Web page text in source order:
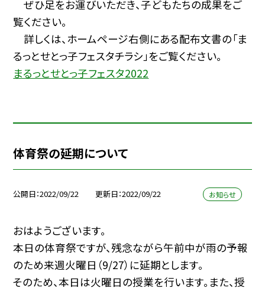
ぜひ足をお運びいただき、子どもたちの成果をご
覧ください。
詳しくは、ホームページ右側にある配布文書の「ま
るっとせとっ子フェスタチラシ」をご覧ください。
まるっとせとっ子フェスタ2022
体育祭の延期について
公開日 2022/09/22 更新日 2022/09/22 お知らせ
おはようございます。
本日の体育祭ですが、残念ながら午前中が雨の予報
のため来週火曜日（9/27）に延期とします。
そのため、本日は火曜日の授業を行います。また、授